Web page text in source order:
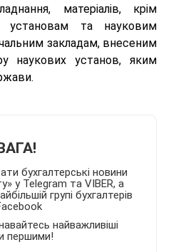
матеріалів, крім
установам та науковим
закладам, внесеним
наукових установ, яким
бухгалтерські новини
у Telegram та VIBER, а
групі бухгалтерів
найважливіші
першими!